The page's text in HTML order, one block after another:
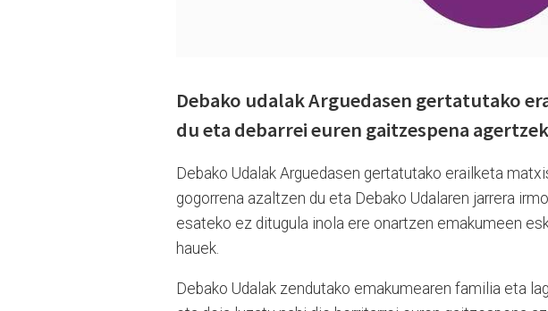
Debako udalak Arguedasen gertatutako
du eta debarrei euren gaitzespena
Debako Udalak Arguedasen gertatutako erailketa
gogorrena azaltzen du eta Debako Udalaren jarrera
esateko ez ditugula inola ere onartzen emakumeen
hauek.
Debako Udalak zendutako emakumearen familia eta